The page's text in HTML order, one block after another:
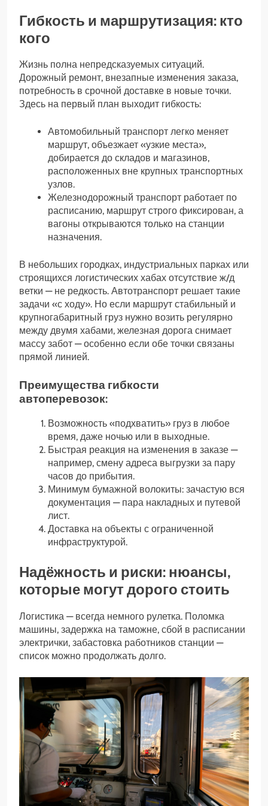
Гибкость и маршрутизация: кто
кого
Жизнь полна непредсказуемых ситуаций.
Дорожный ремонт, внезапные изменения заказа,
потребность в срочной доставке в новые точки.
Здесь на первый план выходит гибкость:
Автомобильный транспорт легко меняет
маршрут, объезжает «узкие места»,
добирается до складов и магазинов,
расположенных вне крупных транспортных
узлов.
Железнодорожный транспорт работает по
расписанию, маршрут строго фиксирован, а
вагоны открываются только на станции
назначения.
В небольших городках, индустриальных парках или
строящихся логистических хабах отсутствие ж/д
ветки — не редкость. Автотранспорт решает такие
задачи «с ходу». Но если маршрут стабильный и
крупногабаритный груз нужно возить регулярно
между двумя хабами, железная дорога снимает
массу забот — особенно если обе точки связаны
прямой линией.
Преимущества гибкости
автоперевозок:
Возможность «подхватить» груз в любое
время, даже ночью или в выходные.
Быстрая реакция на изменения в заказе —
например, смену адреса выгрузки за пару
часов до прибытия.
Минимум бумажной волокиты: зачастую вся
документация — пара накладных и путевой
лист.
Доставка на объекты с ограниченной
инфраструктурой.
Надёжность и риски: нюансы,
которые могут дорого стоить
Логистика — всегда немного рулетка. Поломка
машины, задержка на таможне, сбой в расписании
электрички, забастовка работников станции —
список можно продолжать долго.